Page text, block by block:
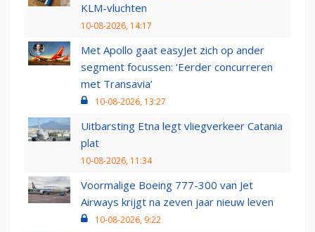
KLM-vluchten
10-08-2026, 14:17
Met Apollo gaat easyJet zich op ander
segment focussen: ‘Eerder concurreren
met Transavia’
10-08-2026, 13:27
Uitbarsting Etna legt vliegverkeer Catania
plat
10-08-2026, 11:34
Voormalige Boeing 777-300 van Jet
Airways krijgt na zeven jaar nieuw leven
10-08-2026, 9:22